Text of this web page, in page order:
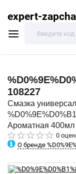
expert-
108227
Смазка
Ароматная 400мл
0
О бренде